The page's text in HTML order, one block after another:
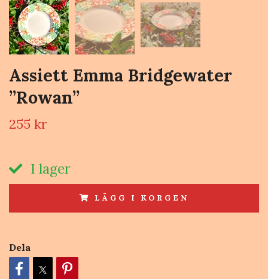
Assiett Emma Bridgewater
”Rowan”
255 kr
I lager
LÄGG I KORGEN
Dela